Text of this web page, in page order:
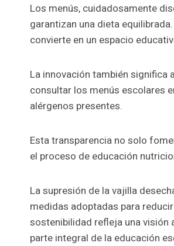
Los menús, cuidadosamente
garantizan una dieta
convierte en un espacio
La innovación también significa
consultar los menús escolares
alérgenos presentes.
Esta transparencia no solo
el proceso de educación
La supresión de la vajilla
medidas adoptadas para
sostenibilidad refleja una visión
parte integral de la educación